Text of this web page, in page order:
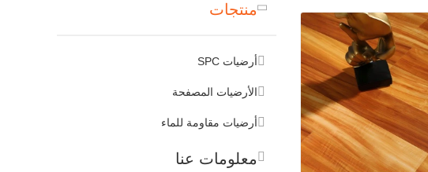
منتجات
أرضيات SPC
الأرضيات المصفحة
أرضيات مقاومة للماء
معلومات عنا